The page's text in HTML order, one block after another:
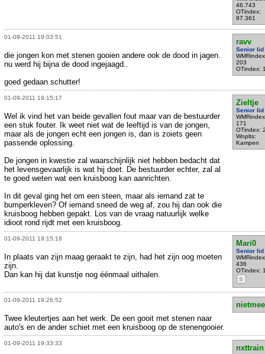
46.743
OTindex:
97.361
01-09-2011 19:03:51
ravv
Senior lid
203
OTindex:
die jongen kon met stenen gooien andere ook de dood in jagen.
nu werd hij bijna de dood ingejaagd..
goed gedaan schutter!
01-09-2011 19:15:17
Zieltje
Senior lid
171
OTindex:
Wnplts:
Kampen
Wel ik vind het van beide gevallen fout maar van de bestuurder
een stuk fouter. Ik weet niet wat de leeftijd is van de jongen,
maar als de jongen echt een jongen is, dan is zoiets geen
passende oplossing.
De jongen in kwestie zal waarschijnlijk niet hebben bedacht dat
het levensgevaarlijk is wat hij doet. De bestuurder echter, zal al
te goed weten wat een kruisboog kan aanrichten.
In dit geval ging het om een steen, maar als iemand zat te
bumperkleven? Of iemand sneed de weg af, zou hij dan ook die
kruisboog hebben gepakt. Los van de vraag natuurlijk welke
idioot rond rijdt met een kruisboog.
01-09-2011 19:15:18
Mari0
Senior lid
436
OTindex:
S
In plaats van zijn maag geraakt te zijn, had het zijn oog moeten
zijn.
Dan kan hij dat kunstje nog éénmaal uithalen.
01-09-2011 19:26:52
Twee kleutertjes aan het werk. De een gooit met stenen naar
auto's en de ander schiet met een kruisboog op de stenengooier.
01-09-2011 19:33:33
nxttrain